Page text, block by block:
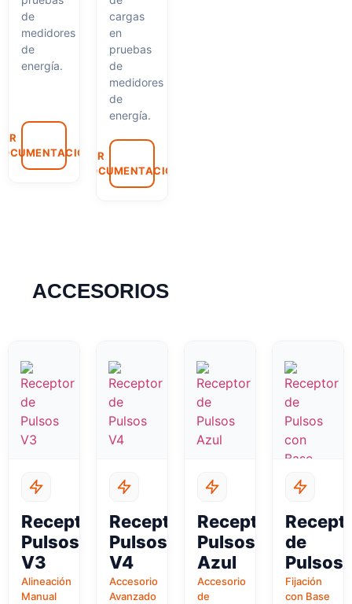
de
medidores
de
energía.
cargas
en
pruebas
de
medidores
de
energía.
VER
DOCUMENTACIÓN
ACCESORIOS
Receptor
Pulsos
V3
Alineación
Manual
Receptor
Pulsos
V4
Accesorio
Avanzado
Receptor
Pulsos
Azul
Accesorio
de
de
Pulsos
Fijación
con Base